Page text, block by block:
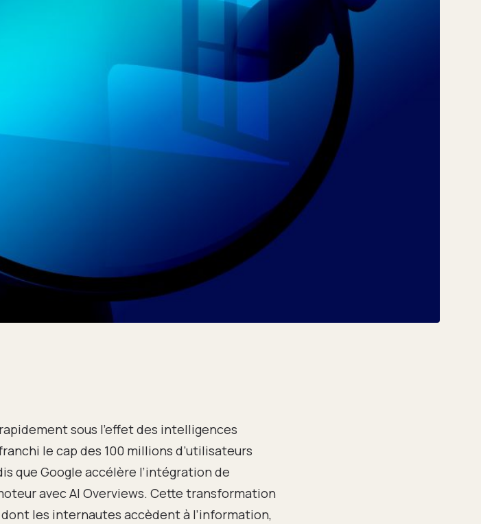
sous l’effet des intelligences
le cap des 100 millions d’utilisateurs
que Google accélère l’intégration de
avec AI Overviews. Cette transformation
les internautes accèdent à l’information,